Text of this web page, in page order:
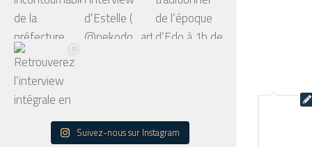
Suivez-nous sur Instagram